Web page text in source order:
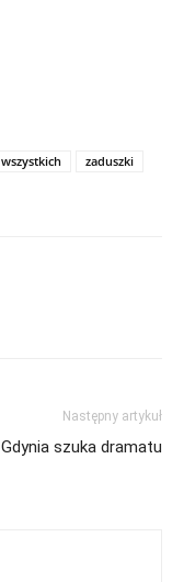
wszystkich
zaduszki
Następny artykuł
Gdynia szuka dramatu